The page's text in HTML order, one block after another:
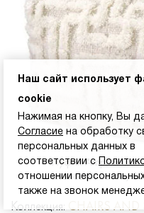
Пуфик Amphion,
слоновой кости,
Коллекция: CHAIRS AND
Наш сайт использует
cookie
Нажимая на кнопку, Вы
Согласие на обработку
персональных данных в
соответствии с
отношении
также на звонок